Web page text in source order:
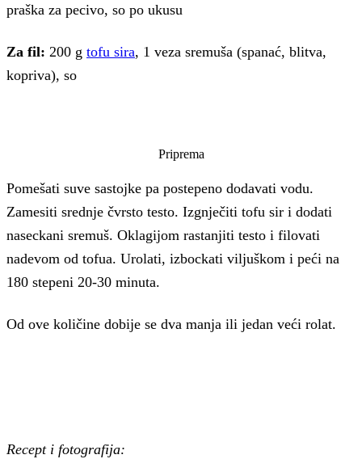
praška za pecivo, so po ukusu
Za fil: 200 g tofu sira, 1 veza sremuša (spanać, blitva,
kopriva), so
Priprema
Pomešati suve sastojke pa postepeno dodavati vodu.
Zamesiti srednje čvrsto testo. Izgnječiti tofu sir i dodati
naseckani sremuš. Oklagijom rastanjiti testo i filovati
nadevom od tofua. Urolati, izbockati viljuškom i peći na
180 stepeni 20-30 minuta.
Od ove količine dobije se dva manja ili jedan veći rolat.
Recept i fotografija: